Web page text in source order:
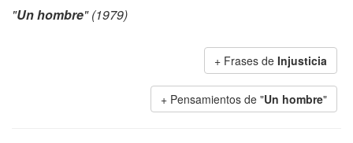
"Un hombre" (1979)
+ Frases de Injusticia
+ Pensamientos de "Un hombre"